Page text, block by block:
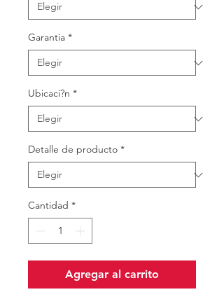
Garantia *
Ubicaci?n *
Detalle de producto *
Cantidad *
Agregar al carrito